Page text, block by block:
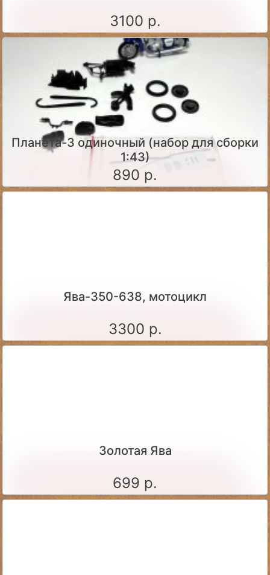
3100 р.
Планета-3 одиночный (набор для сборки
1:43)
890 р.
Ява-350-638, мотоцикл
3300 р.
Золотая Ява
699 р.